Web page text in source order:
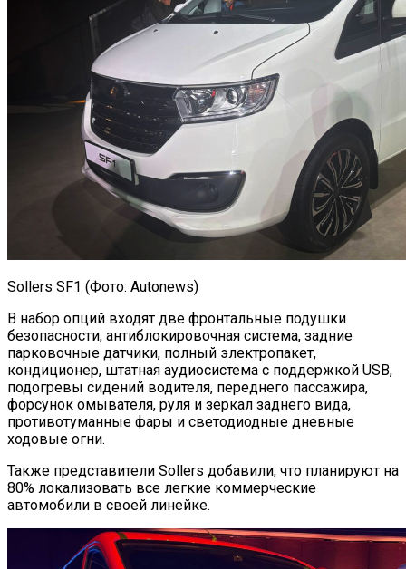
Sollers SF1 (Фото: Autonews)
В набор опций входят две фронтальные подушки
безопасности, антиблокировочная система, задние
парковочные датчики, полный электропакет,
кондиционер, штатная аудиосистема с поддержкой USB,
подогревы сидений водителя, переднего пассажира,
форсунок омывателя, руля и зеркал заднего вида,
противотуманные фары и светодиодные дневные
ходовые огни.
Также представители Sollers добавили, что планируют на
80% локализовать все легкие коммерческие
автомобили в своей линейке.